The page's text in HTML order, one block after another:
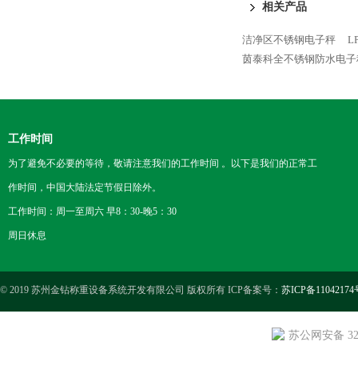
相关产品
洁净区不锈钢电子秤
茵泰科全不锈钢防水电
工作时间
为了避免不必要的等待，敬请注意我们的工作时间 。以下是我们的正常工
作时间，中国大陆法定节假日除外。
工作时间：周一至周六 早8：30-晚5：30
周日休息
© 2019 苏州金钻称重设备系统开发有限公司 版权所有 ICP备案号： 苏ICP备11042174
苏公网安备